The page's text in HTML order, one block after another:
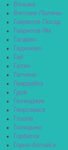
Вязьма
Вятские Поляны
Гаврилов Посад
Гаврилов-Ям
Гагарин
Гаджиево
Гай
Галич
Гатчина
Гвардейск
Гдов
Геленджик
Георгиевск
Глазов
Голицыно
Горбатов
Горно-Алтайск